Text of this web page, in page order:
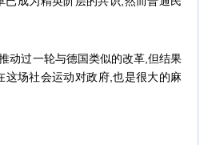
过一轮与德国类似的改革,但结果
这场社会运动对政府,也是很大的麻